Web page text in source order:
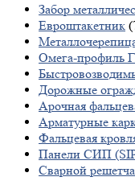
Забор
Евроштакетник
Омега-профиль
Дорожные
Арочная
Арматурные
Фальцевая
Панели СИП
Сварной